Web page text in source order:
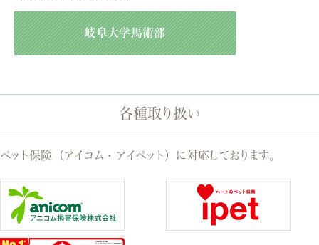
岐阜大学馬術部
各種取り扱い
ペット保険（アイコム・アイペット）に対応しております。